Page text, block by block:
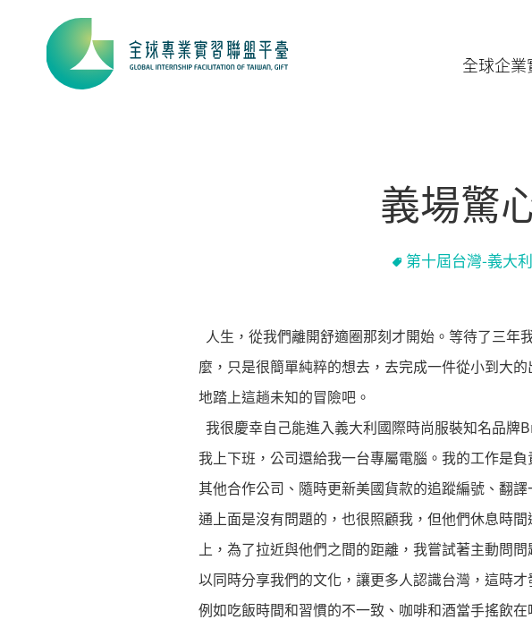
全球企業
義場驚
第十屆台灣-義大
人生，從我們離開舒適圈那刻才開始。等待了三
麼，只是很簡單純粹的想去，去完成一件從小到大
地踏上這趟未知的冒險吧。
我很慶幸自己能進入義大利國際時尚服裝知名品
我上下班，公司還給我一台專屬電腦。我的工作是
其他合作公司、隨時更新美國貨款的追蹤編號、翻
通上面是沒有問題的，也很照顧我，但他們休息時
上，為了拉近與他們之間的距離，我嘗試著主動問
以同時分享我們的文化，讓更多人認識台灣，這時
例如吃飯時間和習慣的不一致、咖啡和酒當手搖飲